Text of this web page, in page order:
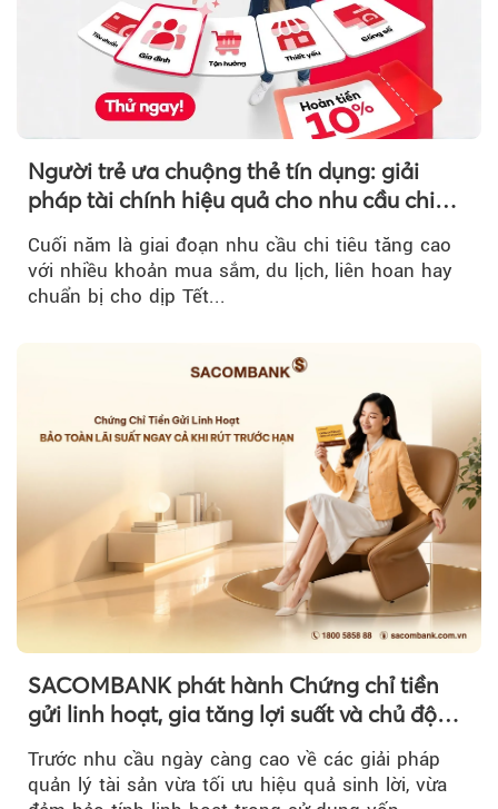
Người trẻ ưa chuộng thẻ tín dụng: giải
pháp tài chính hiệu quả cho nhu cầu chi
tiêu cuối năm
Cuối năm là giai đoạn nhu cầu chi tiêu tăng cao
với nhiều khoản mua sắm, du lịch, liên hoan hay
chuẩn bị cho dịp Tết...
SACOMBANK phát hành Chứng chỉ tiền
gửi linh hoạt, gia tăng lợi suất và chủ động
Trước nhu cầu ngày càng cao về các giải pháp
quản lý tài sản vừa tối ưu hiệu quả sinh lời, vừa